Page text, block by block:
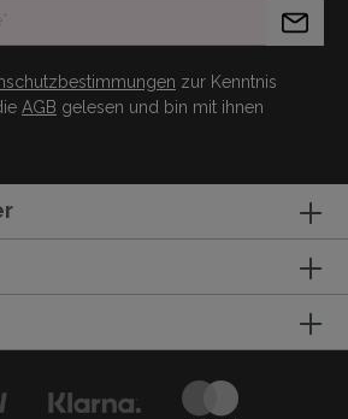
zur Kenntnis
AGB gelesen und bin mit ihnen